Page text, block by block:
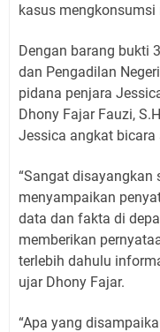
kasus mengkonsumsi
Dengan barang bukti
dan Pengadilan
pidana penjara
Dhony Fajar Fauzi,
Jessica angkat bicara
“Sangat disayangkan
menyampaikan
data dan fakta di
memberikan
terlebih dahulu
ujar Dhony Fajar.
“Apa yang